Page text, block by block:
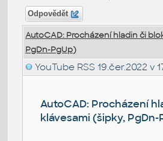
Odpovědět
AutoCAD: Procházení hladin či
PgDn-PgUp)
YouTube RSS 19.čer.2022 v
AutoCAD: Procházení
klávesami (šipky, PgDn-